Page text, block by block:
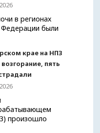
в регионах
Федерации были
крае на НПЗ
пять
произошло